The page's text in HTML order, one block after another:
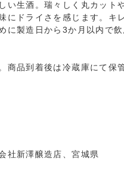
い生酒。瑞々しく丸カット
にドライさを感じます。キ
に製造日から3か月以内で飲
品到着後は冷蔵庫にて保
社新澤醸造店、宮城県